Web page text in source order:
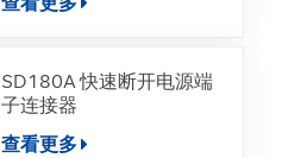
SD180A 快速断开电源端
子连接器
查看更多